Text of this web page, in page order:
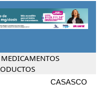
MEDICAMENTOS
CASASCO